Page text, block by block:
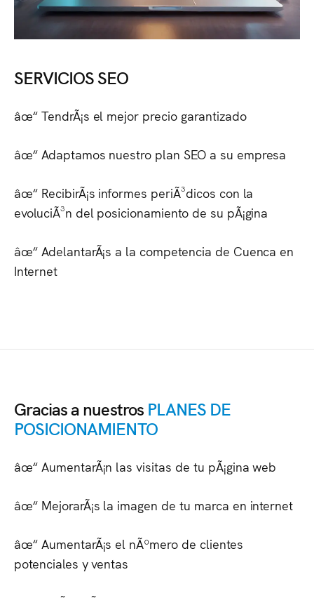
SERVICIOS SEO
âœ“ TendrÃ¡s el mejor precio garantizado
âœ“ Adaptamos nuestro plan SEO a su empresa
âœ“ RecibirÃ¡s informes periÃ³dicos con la
evoluciÃ³n del posicionamiento de su pÃ¡gina
âœ“ AdelantarÃ¡s a la competencia de Cuenca en
Internet
Gracias a nuestros PLANES DE
POSICIONAMIENTO
âœ“ AumentarÃ¡n las visitas de tu pÃ¡gina web
âœ“ MejorarÃ¡s la imagen de tu marca en internet
âœ“ AumentarÃ¡s el nÃºmero de clientes
potenciales y ventas